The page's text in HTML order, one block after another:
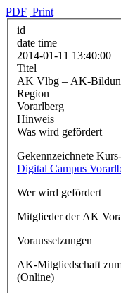
PDF Print
id
date time
2014-01-11 13:40:00
Titel
AK Vlbg – AK-
Region
Vorarlberg
Hinweis
Was wird gefördert
Gekennzeichnete
Digital Campus
Wer wird gefördert
Mitglieder der AK
Voraussetzungen
AK-Mitgliedschaft
(Online)